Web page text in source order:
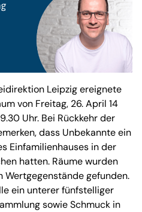
Leipzig ereignete
von Freitag, 26. April 14
Uhr. Bei Rückkehr der
dass Unbekannte ein
Einfamilienhauses in der
hatten. Räume wurden
gefunden.
ein unterer fünfstelliger
sowie Schmuck in